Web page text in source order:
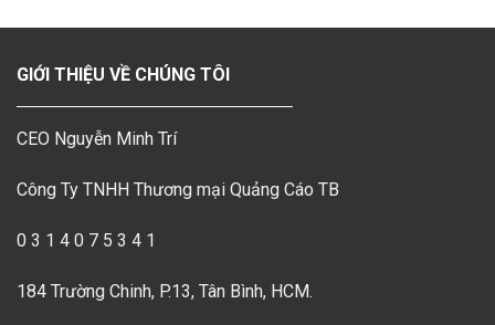
GIỚI THIỆU VỀ CHÚNG TÔI
CEO Nguyễn Minh Trí
Công Ty TNHH Thương mại Quảng Cáo TB
0 3 1 4 0 7 5 3 4 1
184 Trường Chinh, P.13, Tân Bình, HCM.